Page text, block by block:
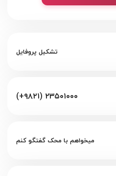
تشکیل پروفایل
(+۹۸۲۱) ۲۳۵۰۱۰۰۰
میخواهم با محک گفتگو کنم